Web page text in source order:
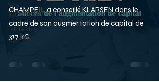
Nos
publications
Lettre des
Gérants
CHAMPEIL a conseillé KLARSEN dans le
cadre de son augmentation de capital de
317 k€